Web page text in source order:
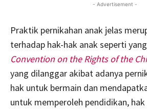
- Advertisement -
Praktik pernikahan anak jelas
terhadap hak-hak anak seperti
Convention on the Rights of the
yang dilanggar akibat adanya
hak untuk bermain dan
untuk memperoleh pendidikan,